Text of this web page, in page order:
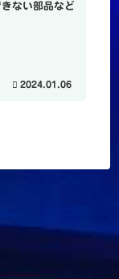
ない部品など
2024.01.06